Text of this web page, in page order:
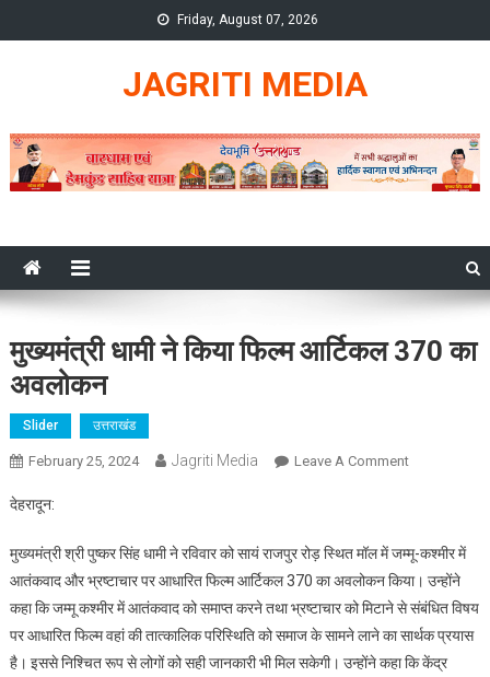
to
Friday, August 07, 2026
JAGRITI MEDIA
मुख्यमंत्री धामी ने किया फिल्म आर्टिकल 370 का
अवलोकन
Slider उत्तराखंड
February 25, 2024 Jagriti Media Leave A CommentOn
किया
फिल्म
आर्टिकल
370
का
देहरादून:
मुख्यमंत्री श्री पुष्कर सिंह धामी ने रविवार को सायं राजपुर रोड़ स्थित मॉल में जम्मू-कश्मीर में
आतंकवाद और भ्रष्टाचार पर आधारित फिल्म आर्टिकल 370 का अवलोकन किया। उन्होंने
कहा कि जम्मू कश्मीर में आतंकवाद को समाप्त करने तथा भ्रष्टाचार को मिटाने से संबंधित विषय
पर आधारित फिल्म वहां की तात्कालिक परिस्थिति को समाज के सामने लाने का सार्थक प्रयास
है। इससे निश्चित रूप से लोगों को सही जानकारी भी मिल सकेगी। उन्होंने कहा कि केंद्र